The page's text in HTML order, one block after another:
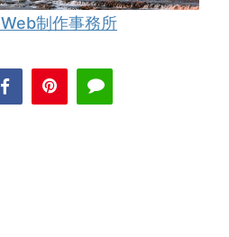
制作事務所